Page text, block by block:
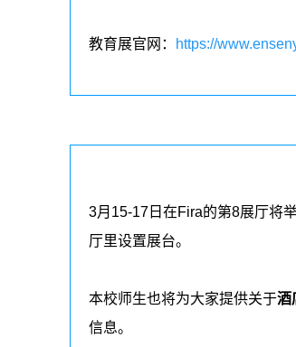
教育展官网： https://
3月 15-17 日在Fira的第8展厅将
厅里设置展台。
本校师生也将为大家提供关于酒
信息。